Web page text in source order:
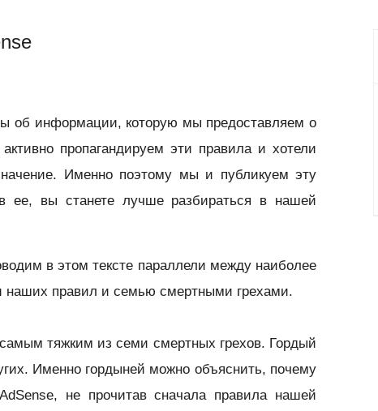
об информации, которую мы предоставляем о
пропагандируем эти правила и хотели
Именно поэтому мы и публикуем эту
ее, вы станете лучше разбираться в нашей
в этом тексте параллели между наиболее
наших правил и семью смертными грехами.
тяжким из семи смертных грехов. Гордый
Именно гордыней можно объяснить, почему
не прочитав сначала правила нашей